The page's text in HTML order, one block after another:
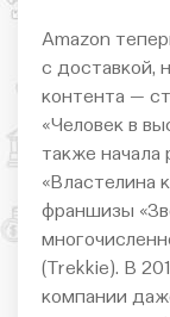
Amazon
с доставкой,
контента —
«Человек в
также начала
«Властелина
франшизы
(Trekkie). В
компании